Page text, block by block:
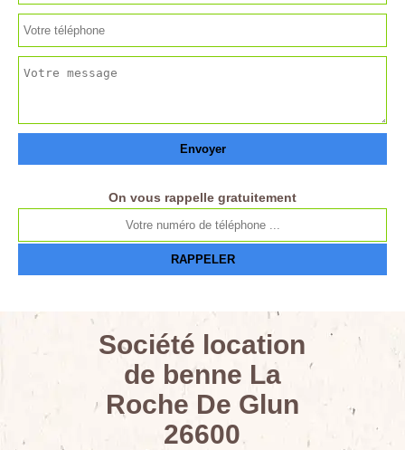
On vous rappelle gratuitement
Société location
de benne La
Roche De Glun
26600